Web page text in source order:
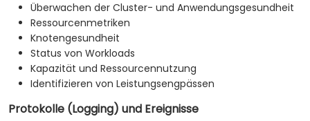
Überwachen der Cluster- und Anwendungsgesundheit
Ressourcenmetriken
Knotengesundheit
Status von Workloads
Kapazität und Ressourcennutzung
Identifizieren von Leistungsengpässen
Protokolle (Logging) und Ereignisse